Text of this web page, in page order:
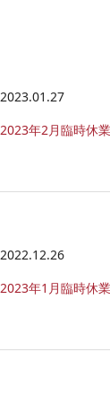
2023.01.27
2023年2月臨時休
2022.12.26
2023年1月臨時休